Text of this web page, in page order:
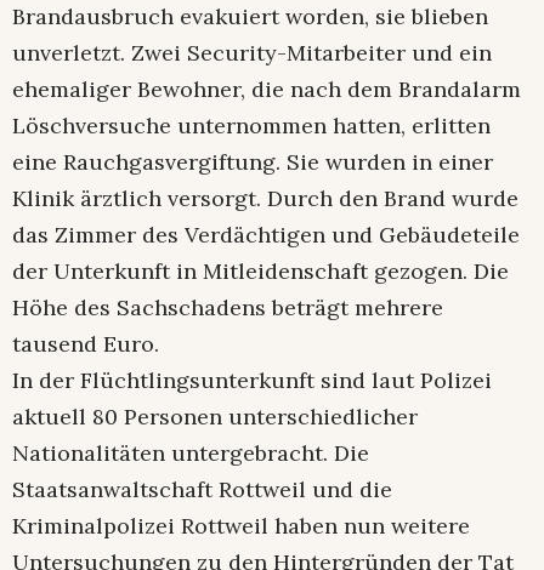
Brandausbruch evakuiert worden, sie blieben
unverletzt. Zwei Security-Mitarbeiter und ein
ehemaliger Bewohner, die nach dem Brandalarm
Löschversuche unternommen hatten, erlitten
eine Rauchgasvergiftung. Sie wurden in einer
Klinik ärztlich versorgt. Durch den Brand wurde
das Zimmer des Verdächtigen und Gebäudeteile
der Unterkunft in Mitleidenschaft gezogen. Die
Höhe des Sachschadens beträgt mehrere
tausend Euro.
In der Flüchtlingsunterkunft sind laut Polizei
aktuell 80 Personen unterschiedlicher
Nationalitäten untergebracht. Die
Staatsanwaltschaft Rottweil und die
Kriminalpolizei Rottweil haben nun weitere
Untersuchungen zu den Hintergründen der Tat